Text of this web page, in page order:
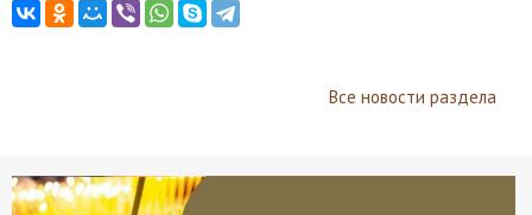
Все новости раздела